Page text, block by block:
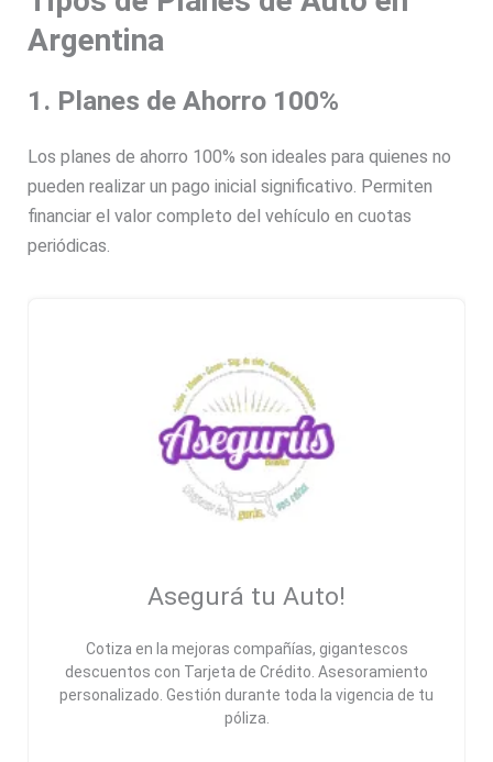
Argentina
1. Planes de Ahorro 100%
Los planes de ahorro 100% son ideales para quienes no
pueden realizar un pago inicial significativo. Permiten
financiar el valor completo del vehículo en cuotas
periódicas.
Asegurá tu Auto!
Cotiza en la mejoras compañías, gigantescos
descuentos con Tarjeta de Crédito. Asesoramiento
personalizado. Gestión durante toda la vigencia de tu
póliza.